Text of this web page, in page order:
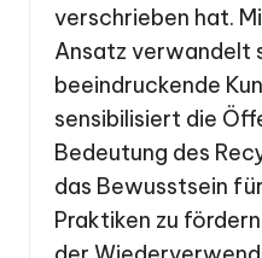
verschrieben hat.
Ansatz verwandelt
beeindruckende
sensibilisiert die
Bedeutung des
das Bewusstsein
Praktiken zu